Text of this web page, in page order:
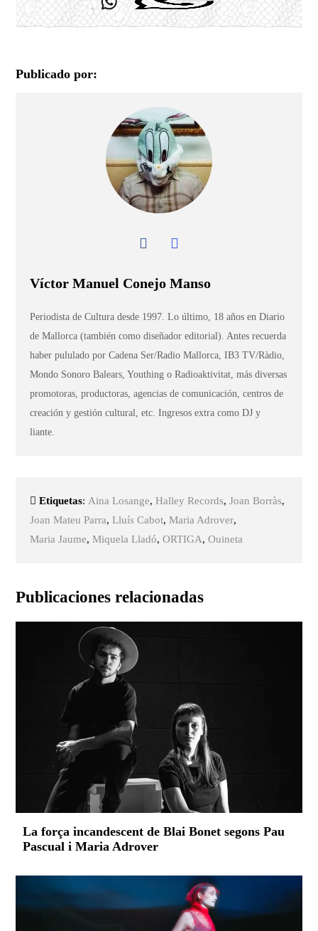
Publicado por:
Víctor Manuel Conejo Manso
Periodista de Cultura desde 1997. Lo último, 18 años en Diario
de Mallorca (también como diseñador editorial). Antes recuerda
haber pululado por Cadena Ser/Radio Mallorca, IB3 TV/Ràdio,
Mondo Sonoro Balears, Youthing o Radioaktivitat, más diversas
promotoras, productoras, agencias de comunicación, centros de
creación y gestión cultural, etc. Ingresos extra como DJ y
liante.
Etiquetas: Aina Losange,Halley Records,Joan Borràs,
Joan Mateu Parra,Lluís Cabot,Maria Adrover,
Maria Jaume,Miquela Lladó,ORTIGA,Ouineta
Publicaciones relacionadas
La força incandescent de Blai Bonet segons Pau
Pascual i Maria Adrover